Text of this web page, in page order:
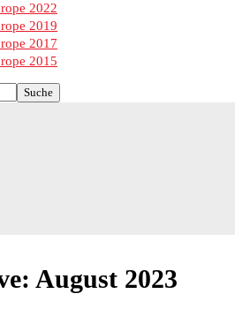
2022
2019
2017
2015
August 2023